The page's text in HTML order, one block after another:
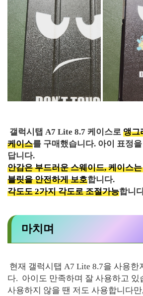
갤럭시탭 A7 Lite 8.7 케이스로 앵그
케이스를 구매했습니다. 아이 표정
답니다.
안감은 부드러운 스웨이드, 케이스
블릿을 안전하게 보호합니다.
각도도 2가지 각도로 조절가능합니
마치며
현재 갤럭시탭 A7 Lite 8.7을 사용한
다. 아이도 만족하며 잘 사용하고 있
사용하지 않을 땐 저도 사용합니다